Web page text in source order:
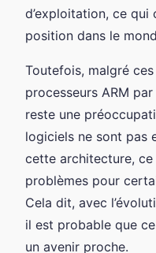
d’exploitation, ce
position dans le
Toutefois, malgré
processeurs ARM
reste une
logiciels ne sont pas
cette architecture,
problèmes pour
Cela dit, avec
il est probable que
un avenir proche.